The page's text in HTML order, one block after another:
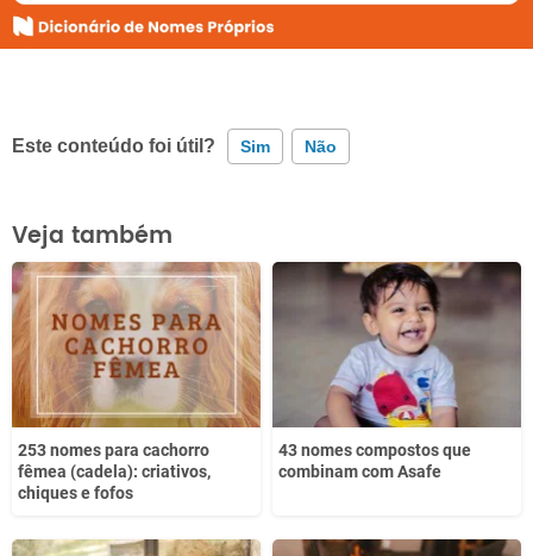
Este conteúdo foi útil? Sim Não
Este conteúdo contém informação incorreta
Este conteúdo não tem a informação que procuro
Outro
Veja também
253 nomes para cachorro
fêmea (cadela): criativos,
chiques e fofos
43 nomes compostos que
combinam com Asafe